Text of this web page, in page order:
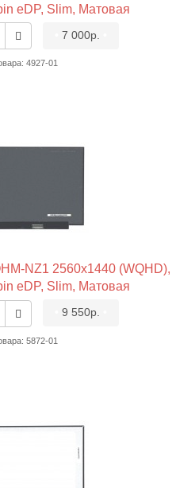
eDP, Slim, Матовая
7 000р.
4927-01
NZ1 2560x1440 (WQHD),
eDP, Slim, Матовая
9 550р.
5872-01